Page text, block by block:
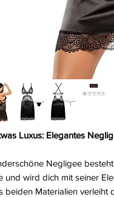
Luxus: Elegantes
Negligee
und wird dich mit seiner
beiden Materialien verleiht